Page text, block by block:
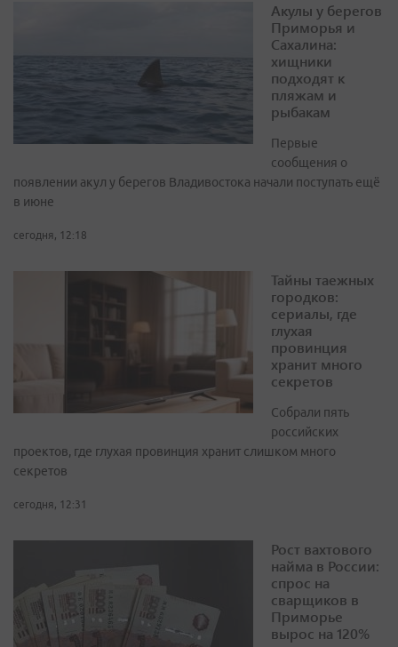
Акулы у берегов
Приморья и
Сахалина:
хищники
подходят к
пляжам и
рыбакам
Первые
сообщения о
появлении акул у берегов Владивостока начали поступать ещё
в июне
сегодня, 12:18
Тайны таежных
городков:
сериалы, где
глухая
провинция
хранит много
секретов
Собрали пять
российских
проектов, где глухая провинция хранит слишком много
секретов
сегодня, 12:31
Рост вахтового
найма в России:
спрос на
сварщиков в
Приморье
вырос на 120%